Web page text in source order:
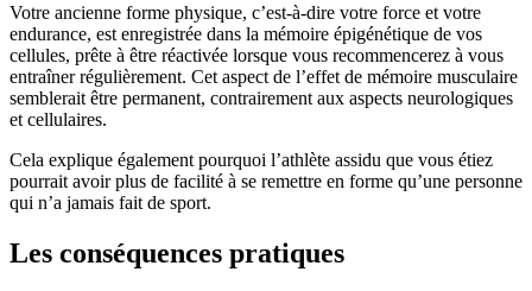
Votre ancienne forme physique, c’est-à-dire votre force et votre
endurance, est enregistrée dans la mémoire épigénétique de vos
cellules, prête à être réactivée lorsque vous recommencerez à vous
entraîner régulièrement. Cet aspect de l’effet de mémoire musculaire
semblerait être permanent, contrairement aux aspects neurologiques
et cellulaires.
Cela explique également pourquoi l’athlète assidu que vous étiez
pourrait avoir plus de facilité à se remettre en forme qu’une personne
qui n’a jamais fait de sport.
Les conséquences pratiques